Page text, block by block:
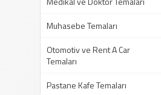
Muhasebe Temaları
Otomotiv ve Rent A Car
Temaları
Pastane Kafe Temaları